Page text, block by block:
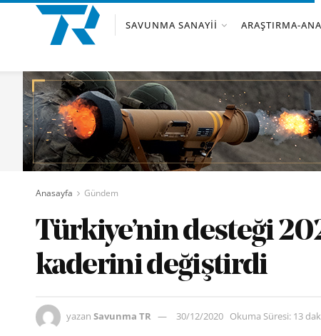
SAVUNMA SANAYII ARAŞTIRMA-
Anasayfa Gündem
Türkiye’nin desteği
kaderini değiştirdi
yazan Savunma TR 30/12/2020 Okuma Süresi: 13